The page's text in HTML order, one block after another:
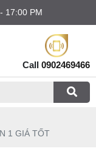
17:00 PM
Call 0902469466
1 GIÁ TỐT